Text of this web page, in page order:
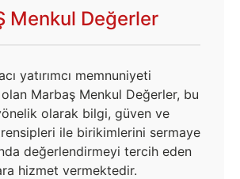
Menkul Değerler
yatırımcı memnuniyeti
Marbaş Menkul Değerler, bu
olarak bilgi, güven ve
ile birikimlerini sermaye
değerlendirmeyi tercih eden
hizmet vermektedir.